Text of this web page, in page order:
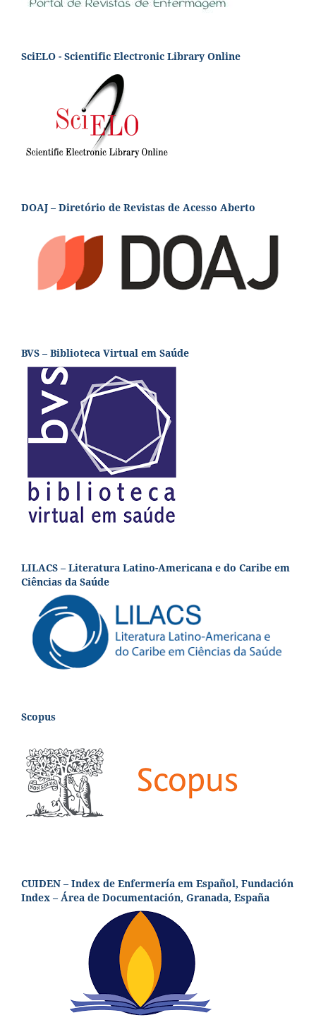
SciELO - Scientific Electronic Library Online
DOAJ – Diretório de Revistas de Acesso Aberto
BVS – Biblioteca Virtual em Saúde
LILACS – Literatura Latino-Americana e do Caribe em
Ciências da Saúde
Scopus
CUIDEN – Index de Enfermería em Español, Fundación
Index – Área de Documentación, Granada, España